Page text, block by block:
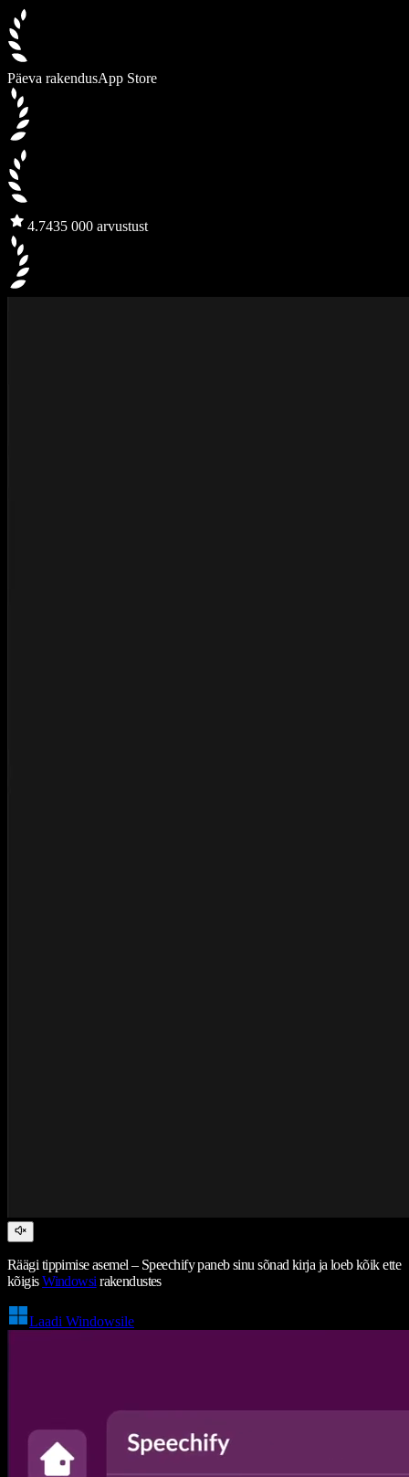
Päeva rakendusApp Store
4.7435 000 arvustust
Räägi tippimise asemel – Speechify paneb sinu sõnad kirja ja loeb kõik ette
kõigisWindowsi rakendustes
Laadi Windowsile